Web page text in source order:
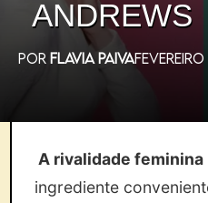
ANDREWS
POR FLAVIA PAIVA
A rivalidade feminina
ingrediente